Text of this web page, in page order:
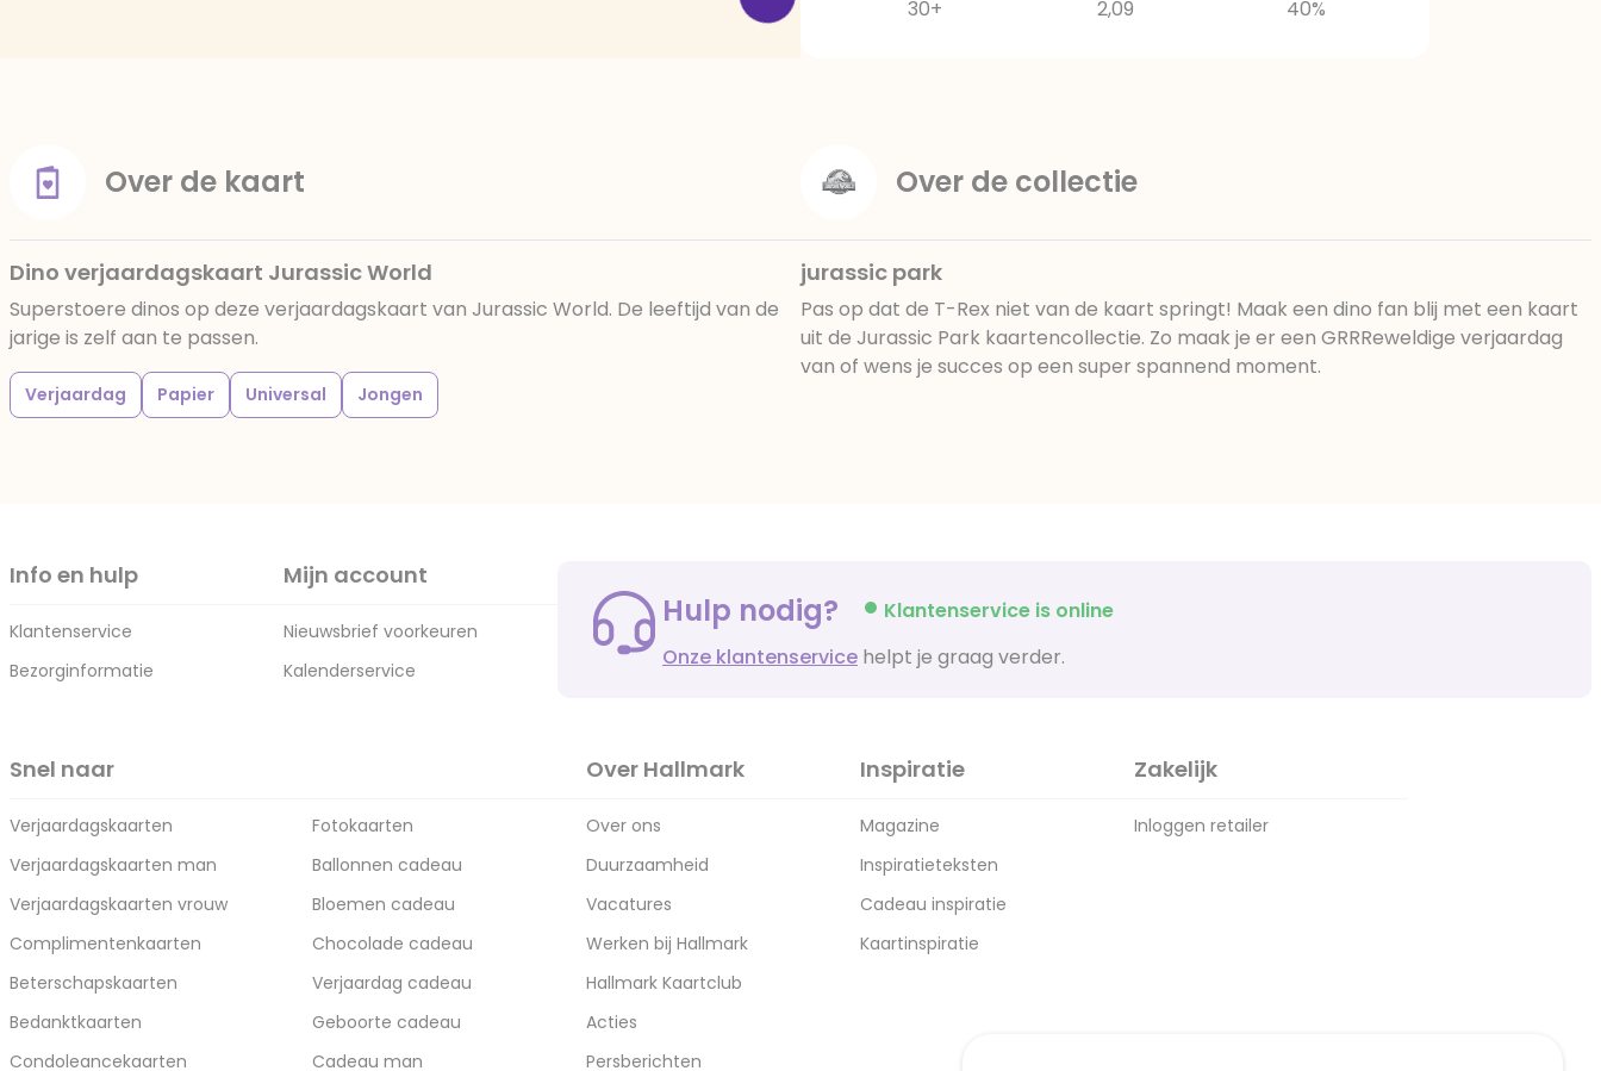
30+
2,09 40%
Over de kaart
Dino verjaardagskaart Jurassic World
Superstoere dinos op deze verjaardagskaart van Jurassic World. De leeftijd van de
jarige is zelf aan te passen.
Verjaardag Papier Universal Jongen
Over de collectie
jurassic park
Pas op dat de T-Rex niet van de kaart springt! Maak een dino fan blij met een kaart
uit de Jurassic Park kaartencollectie. Zo maak je er een GRRReweldige verjaardag
van of wens je succes op een super spannend moment.
Info en hulp
Klantenservice
Bezorginformatie
Mijn account
Nieuwsbrief voorkeuren
Kalenderservice
Hulp nodig?
Klantenservice is online
Onze klantenservice helpt je graag verder.
Snel naar
Verjaardagskaarten
Verjaardagskaarten man
Verjaardagskaarten vrouw
Complimentenkaarten
Beterschapskaarten
Bedanktkaarten
Condoleancekaarten
Fotokaarten
Ballonnen cadeau
Bloemen cadeau
Chocolade cadeau
Verjaardag cadeau
Geboorte cadeau
Cadeau man
Over Hallmark
Over ons
Duurzaamheid
Vacatures
Werken bij Hallmark
Hallmark Kaartclub
Acties
Persberichten
Inspiratie
Magazine
Inspiratieteksten
Cadeau inspiratie
Kaartinspiratie
Zakelijk
Inloggen retailer